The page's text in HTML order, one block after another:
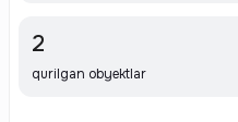
2
qurilgan obyektlar